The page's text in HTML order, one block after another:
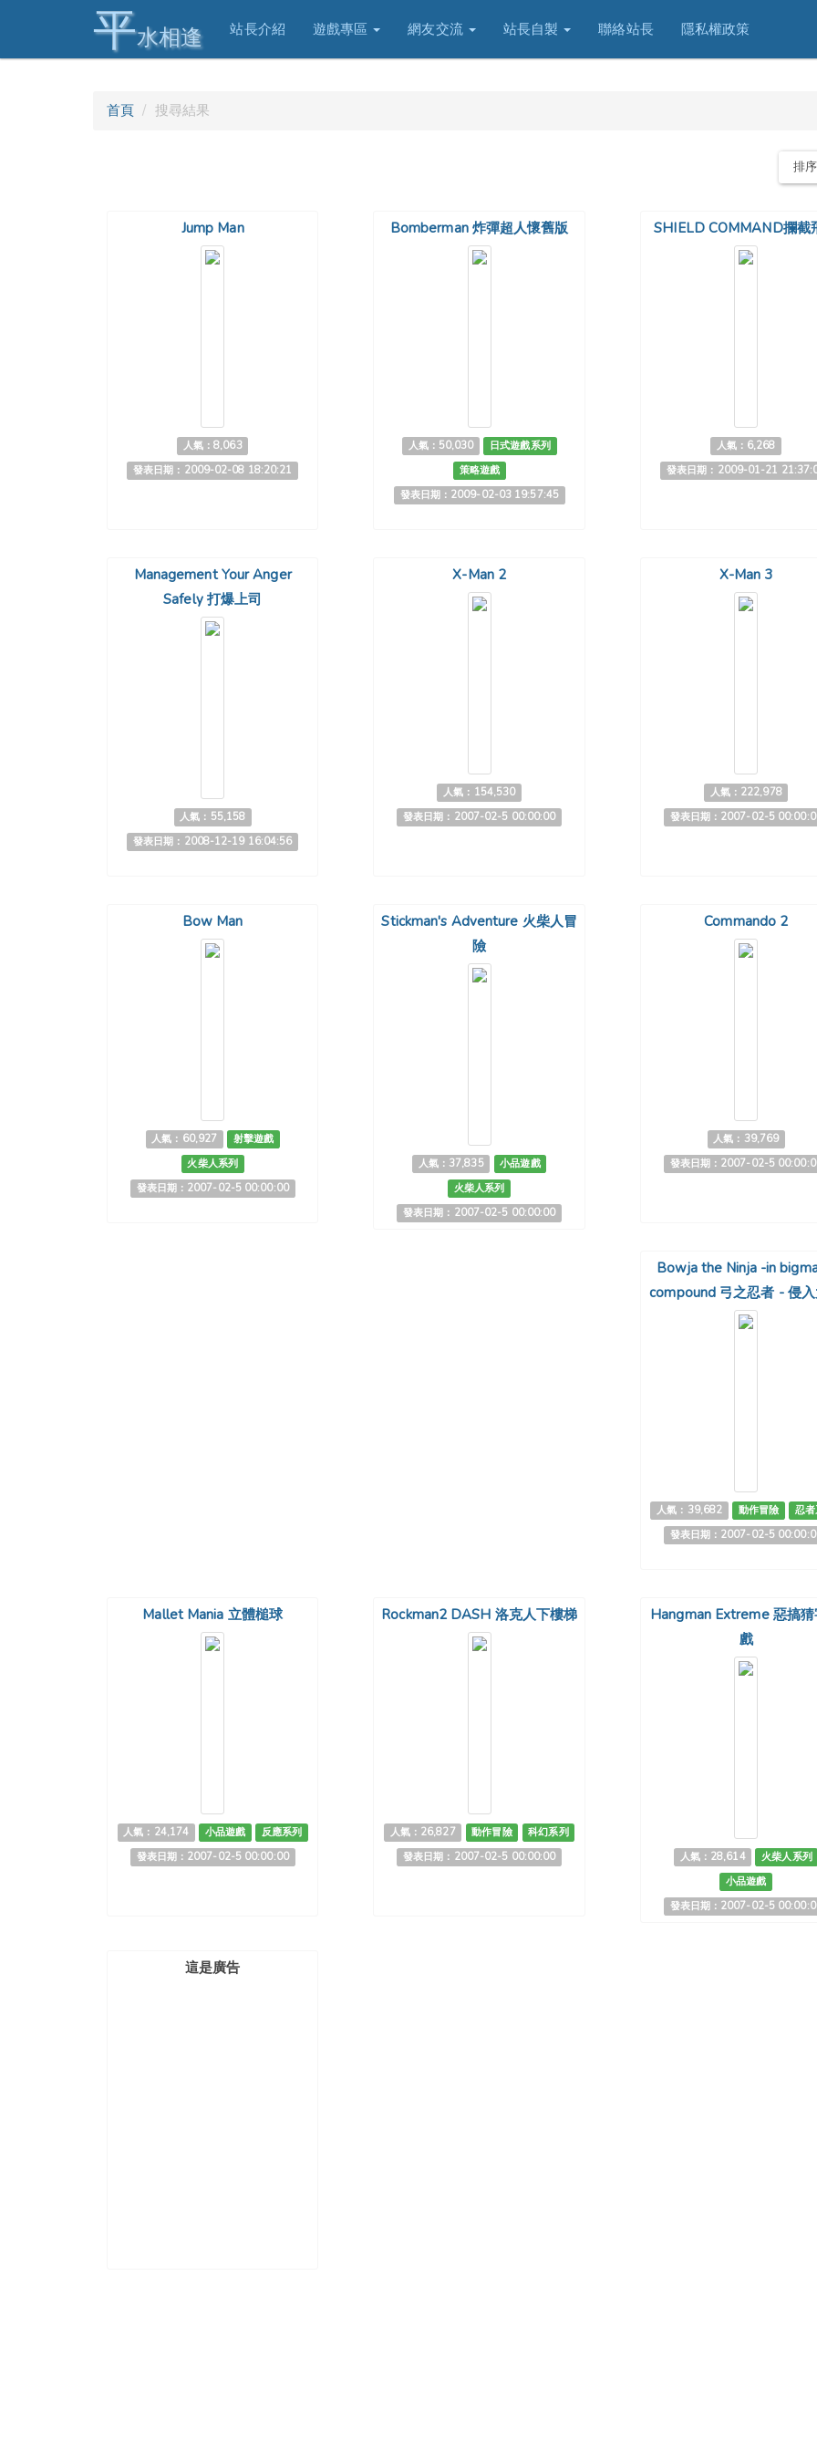
平水相逢 站長介紹 遊戲專區 網友交流 站長自製 聯絡站長 隱私權政策
首頁 搜尋結果
排
Jump Man
人氣：8,063
發表日期：2009-02-08 18:20:21
Bomberman 炸彈超人懷舊版
人氣：50,030
日式遊戲系列
策略遊戲
發表日期：2009-02-03 19:57:45
SHIELD COMMAND攔截
人氣：6,268
發表日期：2009-01-21
Management Your Anger
Safely 打爆上司
人氣：55,158
發表日期：2008-12-19 16:04:56
X-Man 2
人氣：154,530
發表日期：2007-02-5 00:00:00
X-Man 3
人氣：222,978
發表日期：2007-02-5
Bow Man
人氣：60,927
射擊遊戲
火柴人系列
發表日期：2007-02-5 00:00:00
Stickman's Adventure 火柴人冒
險
人氣：37,835
小品遊戲
火柴人系列
發表日期：2007-02-5 00:00:00
Commando 2
人氣：39,769
發表日期：2007-02-5
Bowja the Ninja -in
compound 弓之忍者 - 侵
人氣：39,682 動作冒險
忍
發表日期：2007-02-5
Mallet Mania 立體槌球
人氣：24,174 小品遊戲
反應系列
發表日期：2007-02-5 00:00:00
Rockman2 DASH 洛克人下樓梯
人氣：26,827 動作冒險
科幻系列
發表日期：2007-02-5 00:00:00
Hangman Extreme 惡搞
戲
人氣：28,614
火柴人系列
小品遊戲
發表日期：2007-02-5
這是廣告